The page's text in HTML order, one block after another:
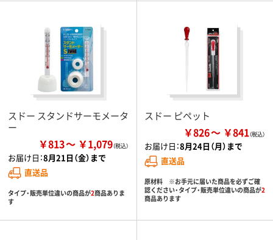
スドー スタンドサーモメータ
ー
￥813 ￥1,079
お届け日：8月21日（金）まで
直送品
タイプ・販売単位違いの商品が2商品ありま
す
スドー ピペット
￥826 ￥841
お届け日：8月24日（月）まで
直送品
原材料 ※お手元に届いた商品を必ずご確
認ください・タイプ・販売単位違いの商品が2
商品あります